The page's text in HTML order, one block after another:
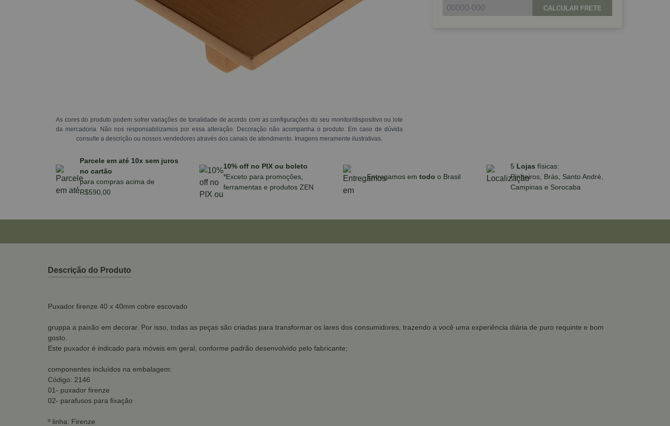
As cores do produto podem sofrer variações de tonalidade de acordo com as configurações do seu monitor/dispositivo ou lote
da mercadoria. Não nos responsabilizamos por essa alteração. Decoração não acompanha o produto. Em caso de dúvida
consulte a descrição ou nossos vendedores através dos canais de atendimento. Imagens meramente ilustrativas.
CALCULAR FRETE
Parcele em até 10x sem juros
no cartão
para compras acima de
R$590,00
10% off no PIX ou boleto
*Exceto para promoções,
ferramentas e produtos ZEN
Entregamos em todo o Brasil
5 Lojas físicas:
Pinheiros, Brás, Santo André,
Campinas e Sorocaba
Descrição do Produto
Puxador firenze 40 x 40mm cobre escovado
gruppa a paixão em decorar. Por isso, todas as peças são criadas para transformar os lares dos consumidores, trazendo a você uma experiência diária de puro requinte e bom
gosto.
Este puxador é indicado para móveis em geral, conforme padrão desenvolvido pelo fabricante;
componentes incluídos na embalagem:
Código: 2146
01- puxador firenze
02- parafusos para fixação
º linha: Firenze